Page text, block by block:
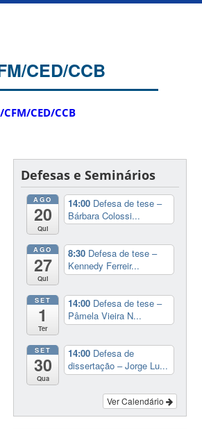
CED/CCB
CED/CCB
Defesas e Seminários
AGO
20
Qui
14:00 Defesa de tese –
Bárbara Colossi...
AGO
27
Qui
8:30 Defesa de tese –
Kennedy Ferreir...
SET
1
Ter
14:00 Defesa de tese –
Pâmela Vieira N...
SET
30
Qua
14:00 Defesa de
dissertação – Jorge Lu...
Ver Calendário